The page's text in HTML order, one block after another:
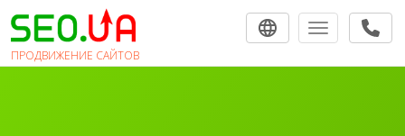
ПРОДВИЖЕНИЕ САЙТОВ
Toggle